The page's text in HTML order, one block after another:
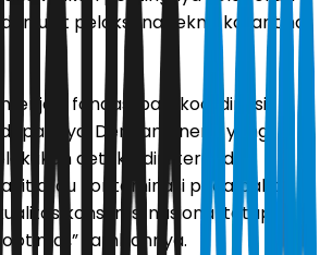
unit pelaksana teknis karantina
fondasi bagi koordinasi
Dengan sinergi yang
deteksi dini terhadap
atau kontaminasi pada bahan
konsumsi nasional tetap
tambahnya.